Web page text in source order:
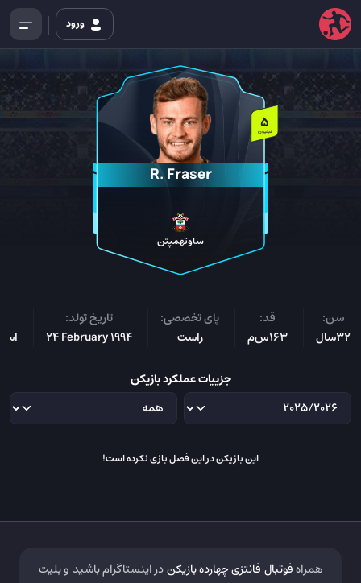
ورود
R. Fraser
5
میلیون
ساوتهمپتن
سن:
32سال
قد:
163س‌م
پای تخصصی:
راست
تاریخ تولد:
24 February 1994
جزییات عملکرد بازیکن
این بازیکن در این فصل بازی نکرده است!
همراهفوتبال فانتزی چهارده بازیکندر اینستاگرام باشید و بلیت